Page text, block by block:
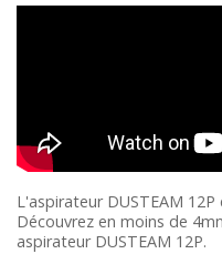
L'aspirateur DUSTEAM
Découvrez en moins de
aspirateur DUSTEAM 12P.